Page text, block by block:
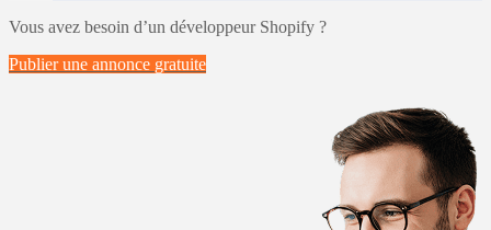
Vous avez besoin d’un développeur Shopify ?
Publier une annonce gratuite